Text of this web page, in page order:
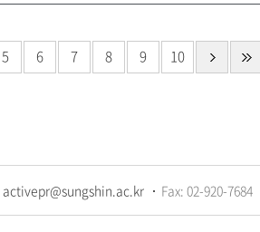
5 6 7 8 9 10
activepr@sungshin.ac.kr Fax: 02-920-7684